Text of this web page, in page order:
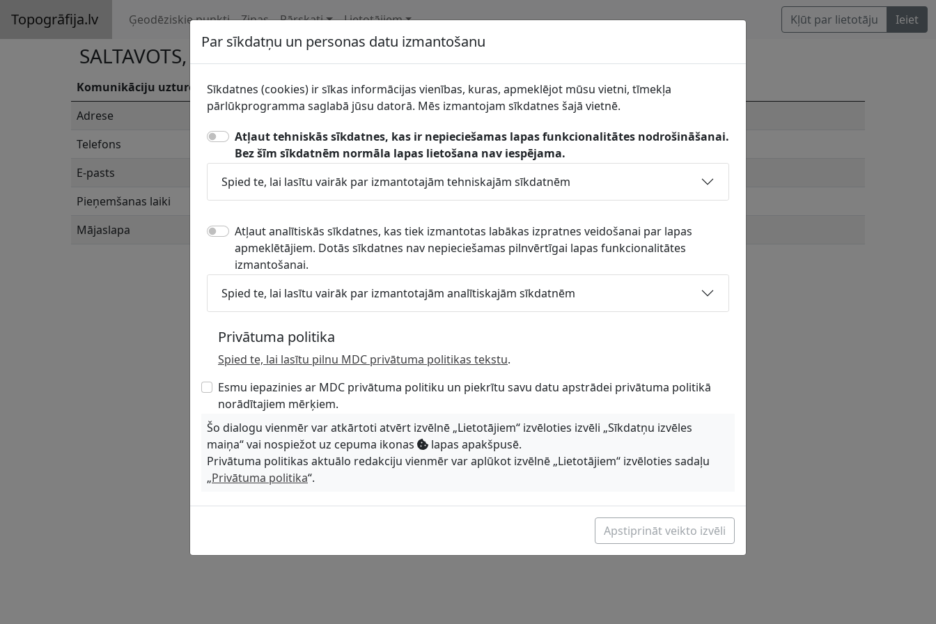
Topogrāfija.lv Ģeodēziskie punkti Ziņas Pārskati Lietotājiem Kļūt par lietotāju Ieiet
SALTAVOTS, SIA
Komunikāciju uzturētājs
SALTAVOTS, SIA
Adrese
Lakstīgalas iela 9B, Sigulda, Siguldas novads, LV – 2150
Telefons
67973502
E-pasts
Pieņemšanas laiki
-
Mājaslapa
https://www.saltavots.lv/
Par sīkdatņu un personas datu izmantošanu
Sīkdatnes (cookies) ir sīkas informācijas vienības, kuras, apmeklējot mūsu vietni, tīmekļa
pārlūkprogramma saglabā jūsu datorā. Mēs izmantojam sīkdatnes šajā vietnē.
Atļaut tehniskās sīkdatnes, kas ir nepieciešamas lapas funkcionalitātes nodrošināšanai.
Bez šīm sīkdatnēm normāla lapas lietošana nav iespējama.
Spied te, lai lasītu vairāk par izmantotajām tehniskajām sīkdatnēm
Atļaut analītiskās sīkdatnes, kas tiek izmantotas labākas izpratnes veidošanai par lapas
apmeklētājiem. Dotās sīkdatnes nav nepieciešamas pilnvērtīgai lapas funkcionalitātes
izmantošanai.
Spied te, lai lasītu vairāk par izmantotajām analītiskajām sīkdatnēm
Privātuma politika
Spied te, lai lasītu pilnu MDC privātuma politikas tekstu.
Esmu iepazinies ar MDC privātuma politiku un piekrītu savu datu apstrādei privātuma politikā
norādītajiem mērķiem.
Šo dialogu vienmēr var atkārtoti atvērt izvēlnē „Lietotājiem“ izvēloties izvēli „Sīkdatņu izvēles
maiņa“ vai nospiežot uz cepuma ikonas
lapas apakšpusē.
Privātuma politikas aktuālo redakciju vienmēr var aplūkot izvēlnē „Lietotājiem“ izvēloties sadaļu
„Privātuma politika“.
Apstiprināt veikto izvēli